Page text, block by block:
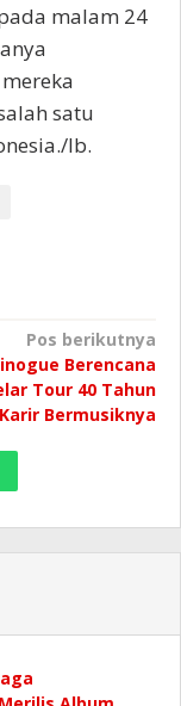
malam 24
satu
Ib.
Pos berikutnya
Berencana
Tour 40 Tahun
Karir Bermusiknya